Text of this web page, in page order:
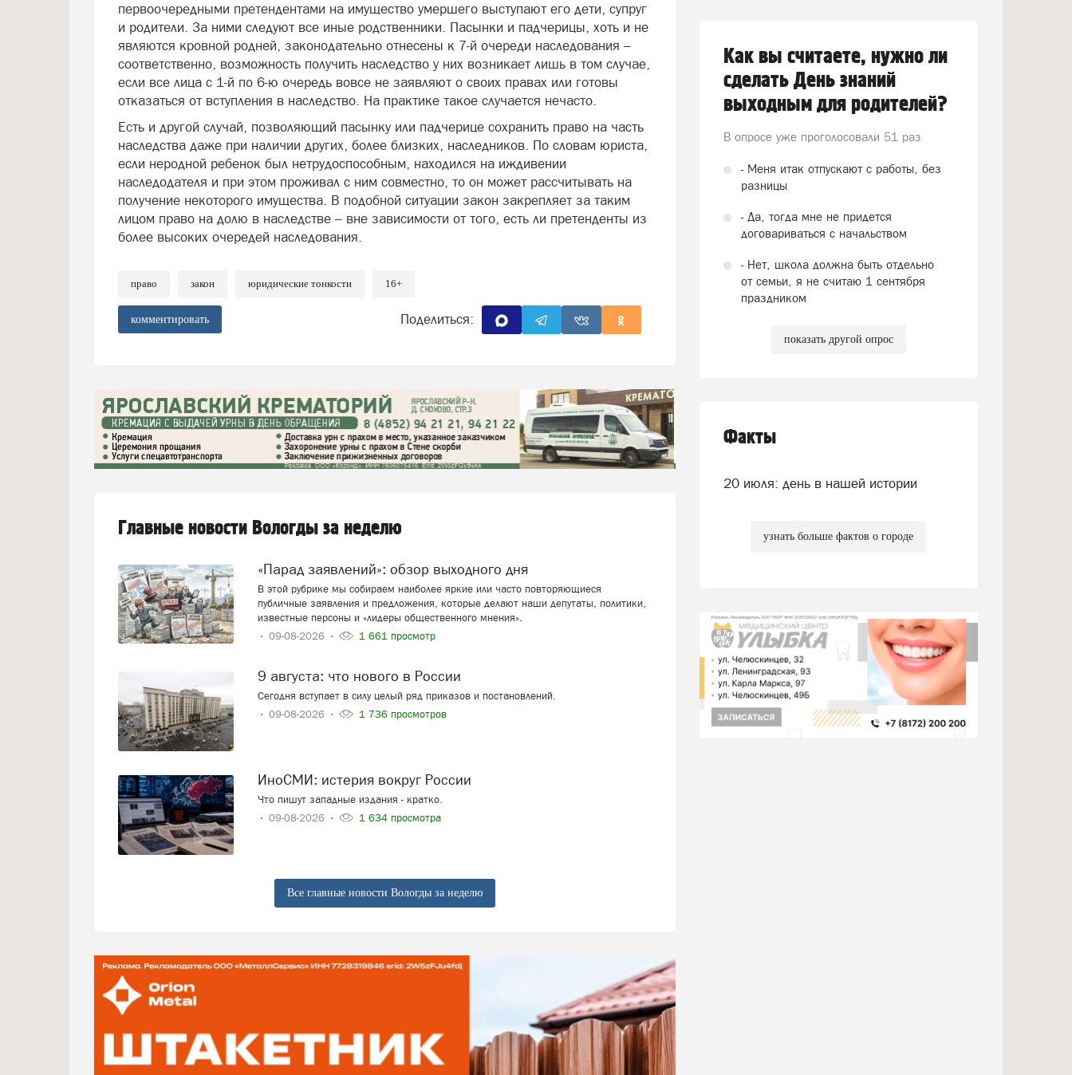
первоочередными претендентами на имущество умершего выступают его дети, супруг
и родители. За ними следуют все иные родственники. Пасынки и падчерицы, хоть и не
являются кровной родней, законодательно отнесены к 7‑й очереди наследования –
соответственно, возможность получить наследство у них возникает лишь в том случае,
если все лица с 1‑й по 6‑ю очередь вовсе не заявляют о своих правах или готовы
отказаться от вступления в наследство. На практике такое случается нечасто.
Есть и другой случай, позволяющий пасынку или падчерице сохранить право на часть
наследства даже при наличии других, более близких, наследников. По словам юриста,
если неродной ребенок был нетрудоспособным, находился на иждивении
наследодателя и при этом проживал с ним совместно, то он может рассчитывать на
получение некоторого имущества. В подобной ситуации закон закрепляет за таким
лицом право на долю в наследстве – вне зависимости от того, есть ли претенденты из
более высоких очередей наследования.
право закон юридические тонкости 16+
комментировать Поделиться:
Главные новости Вологды за неделю
«Парад заявлений»: обзор выходного дня
В этой рубрике мы собираем наиболее яркие или часто повторяющиеся
публичные заявления и предложения, которые делают наши депутаты, политики,
известные персоны и «лидеры общественного мнения».
09-08-2026
1 661 просмотр
9 августа: что нового в России
Сегодня вступает в силу целый ряд приказов и постановлений.
09-08-2026
1 736 просмотров
ИноСМИ: истерия вокруг России
Что пишут западные издания - кратко.
09-08-2026
1 634 просмотра
Все главные новости Вологды за неделю
Как вы считаете, нужно ли
сделать День знаний
выходным для родителей?
В опросе уже проголосовали 51 раз
- Меня итак отпускают с работы, без
разницы
- Да, тогда мне не придется
договариваться с начальством
- Нет, школа должна быть отдельно
от семьи, я не считаю 1 сентября
праздником
показать другой опрос
Факты
20 июля: день в нашей истории
узнать больше фактов о городе